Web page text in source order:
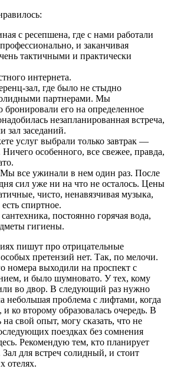
с ресепшена, где с нами работали
и заканчивая
тактичными и практически
интернета.
зал, где было не стыдно
партнерами. Мы
бронировали его на определенное
незапланированная встреча,
зал заседаний.
услуг выбрали только завтрак —
особенного, все свежее, правда,
все ужинали в нем один раз. После
сил уже ни на что не осталось. Цены
чисто, ненавязчивая музыка,
спиртное.
постоянно горячая вода,
гигиены.
пишут про отрицательные
претензий нет. Так, по мелочи.
номера выходили на проспект с
и было шумновато. У тех, кому
во двор. В следующий раз нужно
небольшая проблема с лифтами, когда
ко второму образовалась очередь. В
свой опыт, могу сказать, что не
поездках без сомнения
Рекомендую тем, кто планирует
для встреч солидный, и стоит
отелях.